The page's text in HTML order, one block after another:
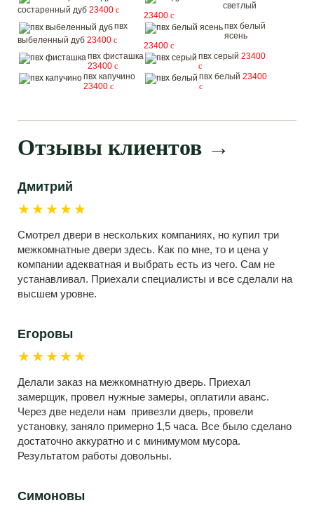
состаренный дуб 23400 c
светлый
23400 c
пвх
выбеленный дуб 23400 c
пвх белый
ясень
23400 c
пвх фисташка
23400 c
пвх серый 23400
c
пвх капучино
23400 c
пвх белый 23400
c
Отзывы клиентов →
Дмитрий
★★★★★
Смотрел двери в нескольких компаниях, но купил три
межкомнатные двери здесь. Как по мне, то и цена у
компании адекватная и выбрать есть из чего. Сам не
устанавливал. Приехали специалисты и все сделали на
высшем уровне.
Егоровы
★★★★★
Делали заказ на межкомнатную дверь. Приехал
замерщик, провел нужные замеры, оплатили аванс.
Через две недели нам привезли дверь, провели
установку, заняло примерно 1,5 часа. Все было сделано
достаточно аккуратно и с минимумом мусора.
Результатом работы довольны.
Симоновы